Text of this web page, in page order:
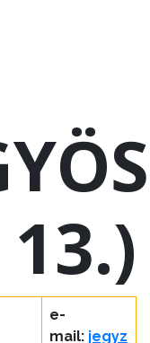
13.)
e-
mail: jegyz